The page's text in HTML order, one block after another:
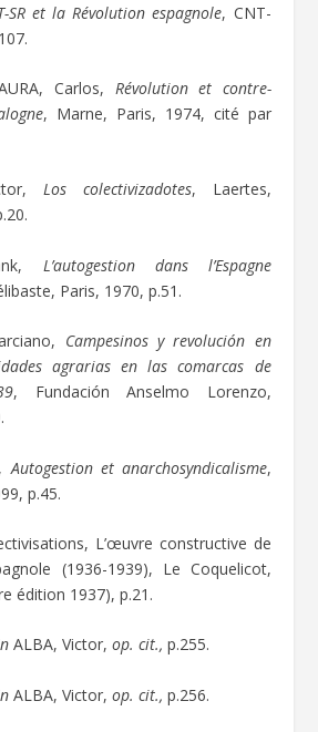
SR et la Révolution espagnole, CNT-
Carlos, Révolution et contre-
, Marne, Paris, 1974, cité par
Los colectivizadotes, Laertes,
L’autogestion dans l’Espagne
Paris, 1970, p.51.
Campesinos y revolución en
agrarias en las comarcas de
, Fundación Anselmo Lorenzo,
Autogestion et anarchosyndicalisme,
p.45.
L’œuvre constructive de
(1936-1939), Le Coquelicot,
édition 1937), p.21.
ALBA, Victor,op. cit.,p.255.
ALBA, Victor,op. cit.,p.256.